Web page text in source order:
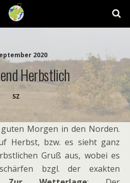
2020
Herbstlich
SZ
Morgen in den Norden.
Herbst, bzw. es sieht ganz
Gruß aus, wobei es
bzgl. der exakten